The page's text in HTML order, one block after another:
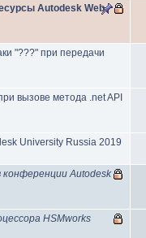
Autodesk Web
"???" при передачи
вызове метода .net API
University Russia 2019
Autodesk
HSMworks